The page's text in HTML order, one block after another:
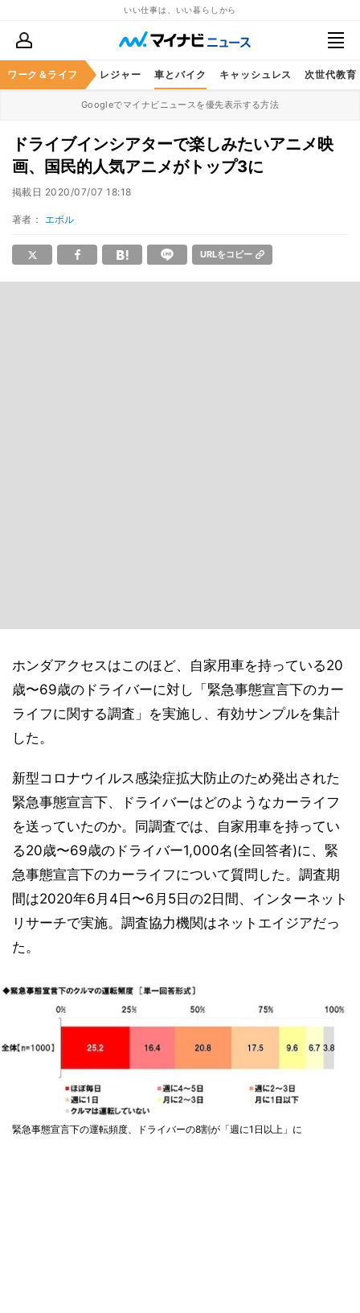
いい仕事は、いい暮らしから
ワーク＆ライフ
スケア グルメ レジャー 車とバイク キャッシュレス 次世代教育
Googleでマイナビニュースを優先表示する方法
ドライブインシアターで楽しみたいアニメ映
画、国民的人気アニメがトップ3に
掲載日 2020/07/07 18:18
著者： エボル
URLをコピー
ホンダアクセスはこのほど、自家用車を持っている20
歳〜69歳のドライバーに対し「緊急事態宣言下のカー
ライフに関する調査」を実施し、有効サンプルを集計
した。
新型コロナウイルス感染症拡大防止のため発出された
緊急事態宣言下、ドライバーはどのようなカーライフ
を送っていたのか。同調査では、自家用車を持ってい
る20歳〜69歳のドライバー1,000名(全回答者)に、緊
急事態宣言下のカーライフについて質問した。調査期
間は2020年6月4日〜6月5日の2日間、インターネット
リサーチで実施。調査協力機関はネットエイジアだっ
た。
緊急事態宣言下の運転頻度、ドライバーの8割が「週に1日以上」に